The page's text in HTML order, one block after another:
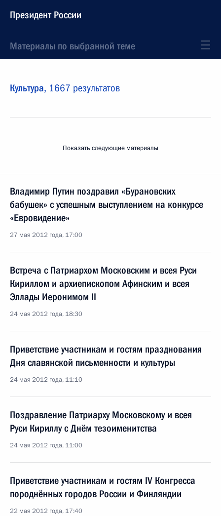
Президент России
Материалы по выбранной теме
Культура, 1667 результатов
Показать следующие материалы
Владимир Путин поздравил «Бурановских
бабушек» с успешным выступлением на конкурсе
«Евровидение»
27 мая 2012 года, 17:00
Встреча с Патриархом Московским и всея Руси
Кириллом и архиепископом Афинским и всея
Эллады Иеронимом II
24 мая 2012 года, 18:30
Приветствие участникам и гостям празднования
Дня славянской письменности и культуры
24 мая 2012 года, 11:10
Поздравление Патриарху Московскому и всея
Руси Кириллу с Днём тезоименитства
24 мая 2012 года, 11:00
Приветствие участникам и гостям IV Конгресса
породнённых городов России и Финляндии
22 мая 2012 года, 17:40